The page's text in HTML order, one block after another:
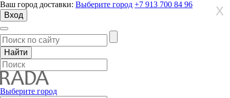
Ваш город доставки: Выберите город +7 913 700 84 96
Вход
Выберите город
X
X
X